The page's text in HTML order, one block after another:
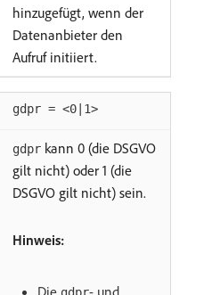
hinzugefügt, wenn der
Datenanbieter den
Aufruf initiiert.
gdpr = <0|1>
gdpr kann 0 (die DSGVO
gilt nicht) oder 1 (die
DSGVO gilt nicht) sein.
Hinweis:
Die - und